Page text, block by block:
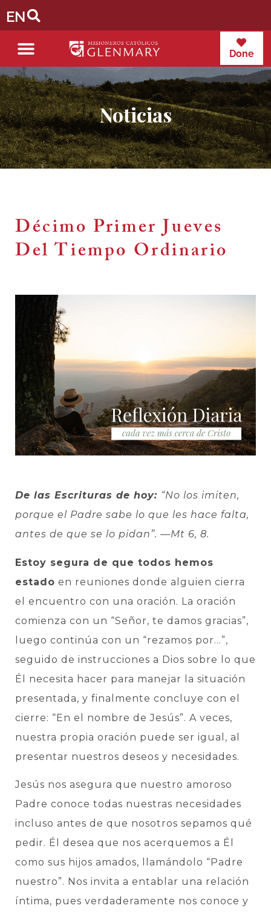
EN
Done
Noticias
Décimo Primer Jueves
Del Tiempo Ordinario
De las Escrituras de hoy: “No los imiten,
porque el Padre sabe lo que les hace falta,
antes de que se lo pidan”. —Mt 6, 8.
Estoy segura de que todos hemos
estado en reuniones donde alguien cierra
el encuentro con una oración. La oración
comienza con un “Señor, te damos gracias”,
luego continúa con un “rezamos por…”,
seguido de instrucciones a Dios sobre lo que
Él necesita hacer para manejar la situación
presentada, y finalmente concluye con el
cierre: “En el nombre de Jesús”. A veces,
nuestra propia oración puede ser igual, al
presentar nuestros deseos y necesidades.
Jesús nos asegura que nuestro amoroso
Padre conoce todas nuestras necesidades
incluso antes de que nosotros sepamos qué
pedir. Él desea que nos acerquemos a Él
como sus hijos amados, llamándolo “Padre
nuestro”. Nos invita a entablar una relación
íntima, pues verdaderamente nos conoce y